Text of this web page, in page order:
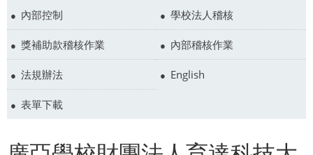
內部控制 學校法人稽核
獎補助款稽核作業 內部稽核作業
法規辦法 English
表單下載